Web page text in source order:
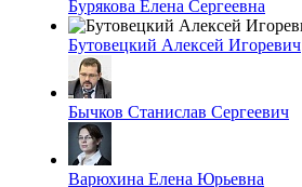
Бурякова Елена Сергеевна
Бутовецкий Алексей Игоревич
Бычков Станислав Сергеевич
Варюхина Елена Юрьевна